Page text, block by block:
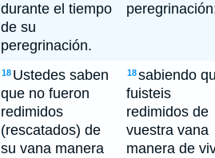
durante el tiempo
de su
peregrinación.
18 Ustedes saben
que no fueron
redimidos
(rescatados) de
su vana manera
18sabiendo
fuisteis
redimidos de
vuestra vana
manera de